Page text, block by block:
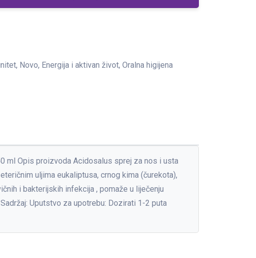
Novo, Energija i aktivan život, Oralna higijena
ml Opis proizvoda Acidosalus sprej za nos i usta
uljima eukaliptusa, crnog kima (čurekota),
i bakterijskih infekcija , pomaže u liječenju
Uputstvo za upotrebu: Dozirati 1-2 puta